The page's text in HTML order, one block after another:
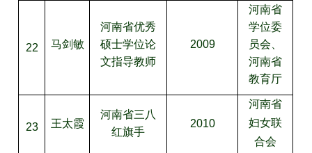
22 马剑敏
河南省优秀
硕士学位论
文指导教师
2009
河南省
学位委
员会、
河南省
教育厅
23 王太霞
河南省三八
红旗手
2010
河南省
妇女联
合会